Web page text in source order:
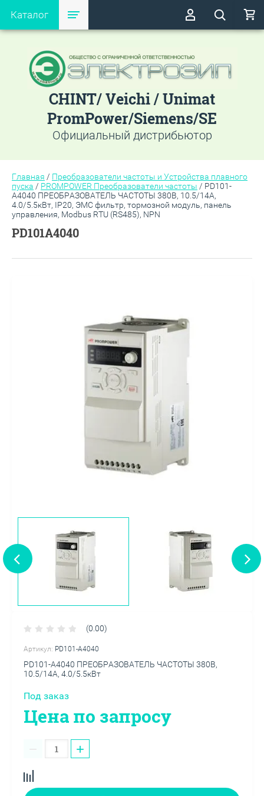
Каталог
CHINT/ Veichi / Unimat
PromPower/Siemens/SE
Официальный дистрибьютор
Главная / Преобразователи частоты и Устройства плавного
пуска / PROMPOWER Преобразователи частоты / PD101-
A4040 ПРЕОБРАЗОВАТЕЛЬ ЧАСТОТЫ 380В, 10.5/14А,
4.0/5.5кВт, IP20, ЭМС фильтр, тормозной модуль, панель
управления, Modbus RTU (RS485), NPN
PD101A4040
(0.00)
Артикул: PD101-A4040
PD101-A4040 ПРЕОБРАЗОВАТЕЛЬ ЧАСТОТЫ 380В,
10.5/14А, 4.0/5.5кВт
Под заказ
Цена по запросу
− +